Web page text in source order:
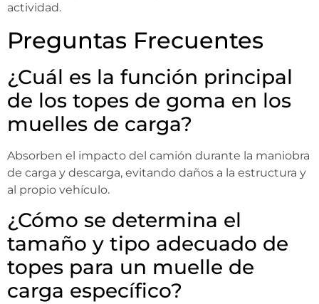
actividad.
Preguntas Frecuentes
¿Cuál es la función principal
de los topes de goma en los
muelles de carga?
Absorben el impacto del camión durante la maniobra
de carga y descarga, evitando daños a la estructura y
al propio vehículo.
¿Cómo se determina el
tamaño y tipo adecuado de
topes para un muelle de
carga específico?